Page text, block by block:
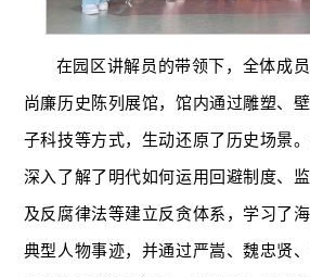
在园区讲解员的带领下，全体成
尚廉历史陈列展馆，馆内通过雕塑、
子科技等方式，生动还原了历史场景
深入了解了明代如何运用回避制度、
及反腐律法等建立反贪体系，学习了
典型人物事迹，并通过严嵩、魏忠贤